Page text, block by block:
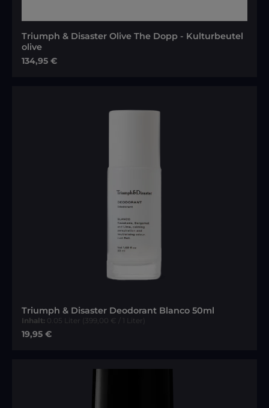
Triumph & Disaster Olive The Dopp - Kulturbeutel
olive
Regulärer Preis:
134,95 €
Triumph & Disaster Deodorant Blanco 50ml
Inhalt: 0.05 Liter (399,00 € / 1 Liter)
Regulärer Preis:
19,95 €